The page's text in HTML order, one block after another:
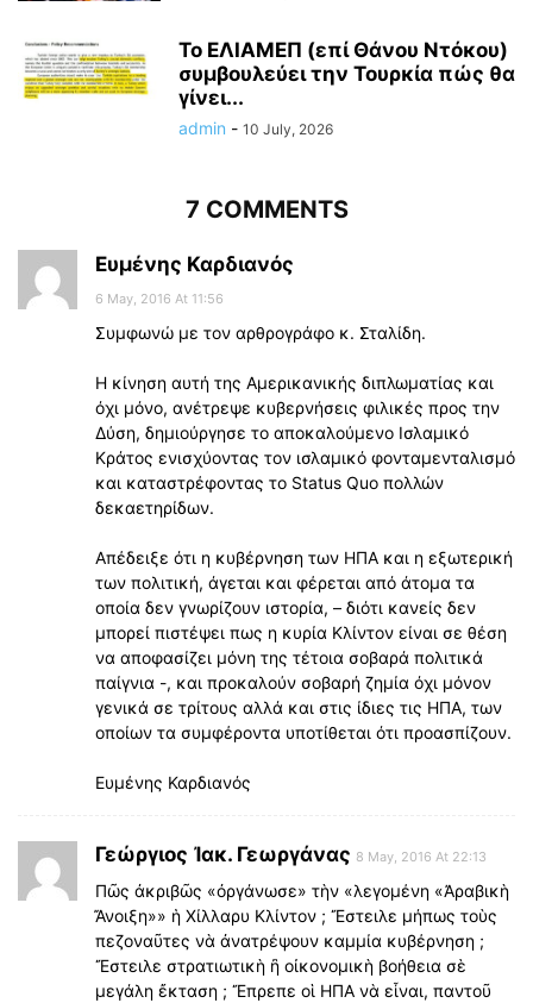
Το ΕΛΙΑΜΕΠ (επί Θάνου Ντόκου)
συμβουλεύει την Τουρκία πώς θα
γίνει...
admin - 10 July, 2026
7 COMMENTS
Ευμένης Καρδιανός
6 May, 2016 At 11:56
Συμφωνώ με τον αρθρογράφο κ. Σταλίδη.
Η κίνηση αυτή της Αμερικανικής διπλωματίας και
όχι μόνο, ανέτρεψε κυβερνήσεις φιλικές προς την
Δύση, δημιούργησε το αποκαλούμενο Ισλαμικό
Κράτος ενισχύοντας τον ισλαμικό φονταμενταλισμό
και καταστρέφοντας το Status Quo πολλών
δεκαετηρίδων.
Απέδειξε ότι η κυβέρνηση των ΗΠΑ και η εξωτερική
των πολιτική, άγεται και φέρεται από άτομα τα
οποία δεν γνωρίζουν ιστορία, – διότι κανείς δεν
μπορεί πιστέψει πως η κυρία Κλίντον είναι σε θέση
να αποφασίζει μόνη της τέτοια σοβαρά πολιτικά
παίγνια -, και προκαλούν σοβαρή ζημία όχι μόνον
γενικά σε τρίτους αλλά και στις ίδιες τις ΗΠΑ, των
οποίων τα συμφέροντα υποτίθεται ότι προασπίζουν.
Ευμένης Καρδιανός
Γεώργιος Ἰακ. Γεωργάνας 8 May, 2016 At 22:13
Πῶς ἀκριβῶς «ὀργάνωσε» τὴν «λεγομένη «Ἀραβικὴ
Ἄνοιξη»» ἡ Χίλλαρυ Κλίντον ; Ἔστειλε μήπως τοὺς
πεζοναῦτες νὰ ἀνατρέψουν καμμία κυβέρνηση ;
Ἔστειλε στρατιωτικὴ ἢ οἰκονομικὴ βοήθεια σὲ
μεγάλη ἔκταση ; Ἔπρεπε οἱ ΗΠΑ νὰ εἶναι, παντοῦ